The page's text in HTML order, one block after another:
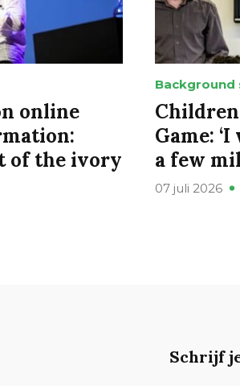
online
of the ivory
Background
Game:
a few
07 juli 2026
Schrijf